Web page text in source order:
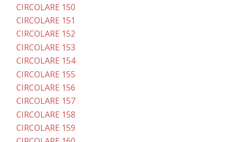
CIRCOLARE 150
CIRCOLARE 151
CIRCOLARE 152
CIRCOLARE 153
CIRCOLARE 154
CIRCOLARE 155
CIRCOLARE 156
CIRCOLARE 157
CIRCOLARE 158
CIRCOLARE 159